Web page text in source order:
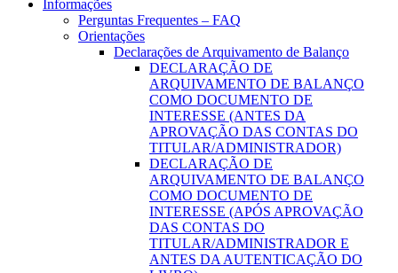
Informações
Perguntas Frequentes – FAQ
Orientações
Declarações de Arquivamento de Balanço
DECLARAÇÃO DE
ARQUIVAMENTO DE BALANÇO
COMO DOCUMENTO DE
INTERESSE (ANTES DA
APROVAÇÃO DAS CONTAS DO
TITULAR/ADMINISTRADOR)
DECLARAÇÃO DE
ARQUIVAMENTO DE BALANÇO
COMO DOCUMENTO DE
INTERESSE (APÓS APROVAÇÃO
DAS CONTAS DO
TITULAR/ADMINISTRADOR E
ANTES DA AUTENTICAÇÃO DO